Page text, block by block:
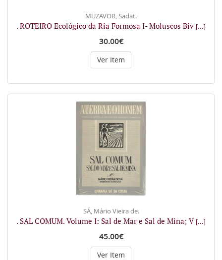
MUZAVOR, Sadat.
. ROTEIRO Ecológico da Ria Formosa I- Moluscos Biv [...]
30.00€
Ver Item
SÁ, Mário Vieira de.
. SAL COMUM. Volume I: Sal de Mar e Sal de Mina; V [...]
45.00€
Ver Item